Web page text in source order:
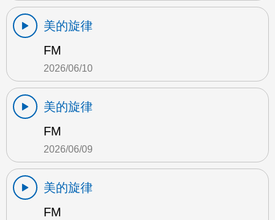
美的旋律
FM
2026/06/10
美的旋律
FM
2026/06/09
美的旋律
FM